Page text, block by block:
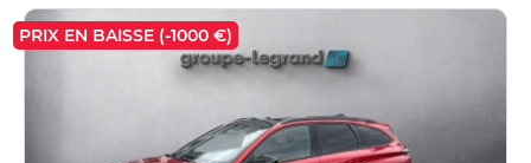
PRIX EN BAISSE (-1000 €)